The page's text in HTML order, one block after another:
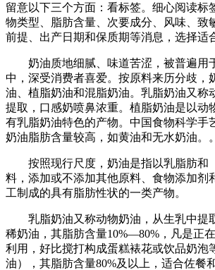
留意以下三个方面：看标签。细心阅读标
物类型、脂肪含量、次要成分、风味、致
前提、出产日期和保质期等消息，选择适
奶油质地细腻、味道苦涩，被普遍用
中，深受消费者喜爱。按原料来历分歧，
油、植脂奶油和混脂奶油。乳脂奶油又称
提取，口感奶喷鼻浓重。植脂奶油是以动
有乳脂奶油特色的产物。中国食物科学手
奶油脂肪含量较高，如黄油和无水奶油。
按照现行尺度，奶油是指以乳脂肪和
料，添加或不添加其他原料、食物添加剂
工制成的具有脂肪性状的一类产物。
乳脂奶油又称动物奶油，从生乳中提
稀奶油，其脂肪含量10%—80%，凡是正
利用，好比搅打构成蛋糕裱花或饮品奶泡
油），其脂肪含量80%及以上，适合佐餐